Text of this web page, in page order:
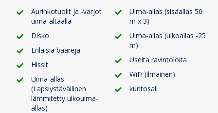
Aurinkotuolit ja -varjot
uima-altaalla
Disko
Erilaisia baareja
Hissit
Uima-allas
(Lapsiystävällinen
lämmitetty ulkouima-
allas)
Uima-allas (sisäallas 50
m x 3)
Uima-allas (ulkoallas -25
m)
Useita ravintoloita
WiFi (ilmainen)
kuntosali